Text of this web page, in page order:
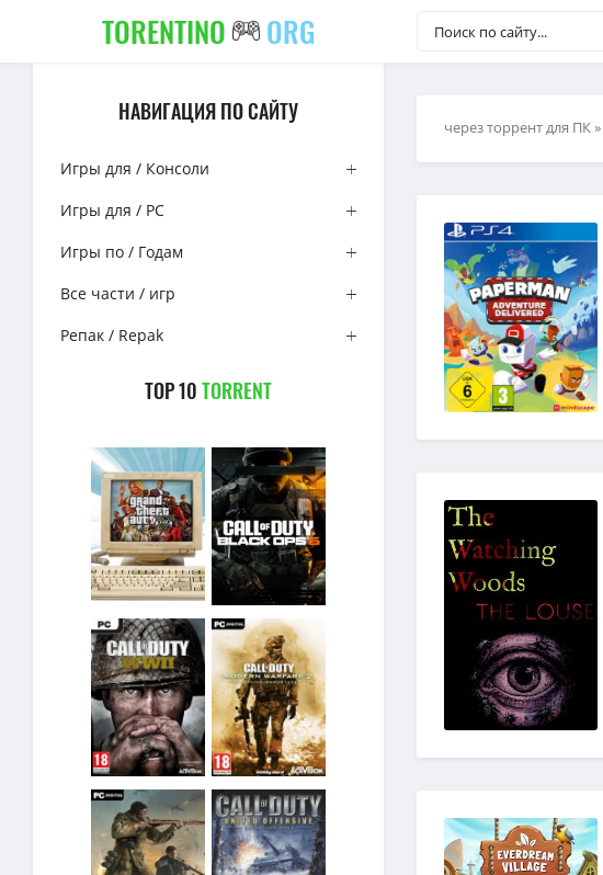
TORENTINO ORG
НАВИГАЦИЯ ПО САЙТУ
Игры для / Консоли
Игры для / PC
Игры по / Годам
Все части / игр
Репак / Repak
TOP 10TORRENT
через торрент для ПК»